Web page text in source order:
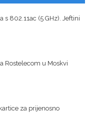
802.11ac (5 GHz). Jeftini
Rostelecom u Moskvi
za prijenosno